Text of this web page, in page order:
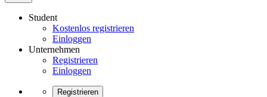
Student
Kostenlos registrieren
Einloggen
Unternehmen
Registrieren
Einloggen
Registrieren